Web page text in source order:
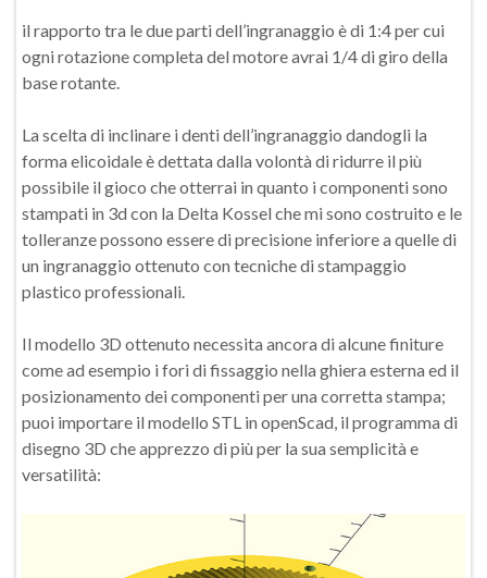
il rapporto tra le due parti dell’ingranaggio è di 1:4 per cui
ogni rotazione completa del motore avrai 1/4 di giro della
base rotante.
La scelta di inclinare i denti dell’ingranaggio dandogli la
forma elicoidale è dettata dalla volontà di ridurre il più
possibile il gioco che otterrai in quanto i componenti sono
stampati in 3d con la Delta Kossel che mi sono costruito e le
tolleranze possono essere di precisione inferiore a quelle di
un ingranaggio ottenuto con tecniche di stampaggio
plastico professionali.
Il modello 3D ottenuto necessita ancora di alcune finiture
come ad esempio i fori di fissaggio nella ghiera esterna ed il
posizionamento dei componenti per una corretta stampa;
puoi importare il modello STL in openScad, il programma di
disegno 3D che apprezzo di più per la sua semplicità e
versatilità: